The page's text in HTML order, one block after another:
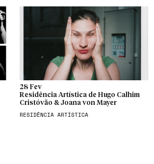
28 Fev
Residência Artística de Hugo Calhim
Cristóvão & Joana von Mayer
RESIDÊNCIA ARTÍSTICA